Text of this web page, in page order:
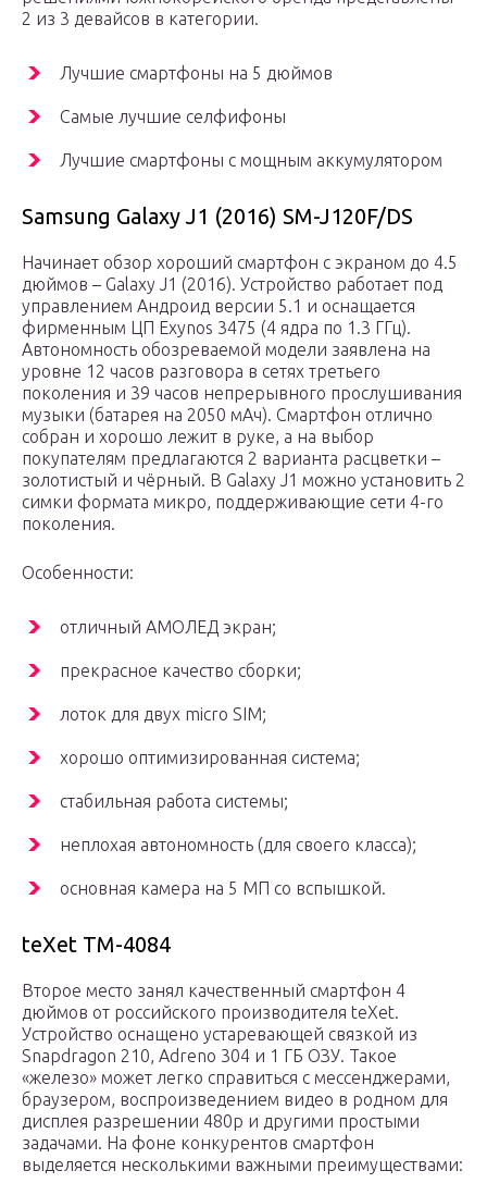
2 из 3 девайсов в категории.
Лучшие смартфоны на 5 дюймов
Самые лучшие селфифоны
Лучшие смартфоны с мощным аккумулятором
Samsung Galaxy J1 (2016) SM-J120F/DS
Начинает обзор хороший смартфон с экраном до 4.5
дюймов – Galaxy J1 (2016). Устройство работает под
управлением Андроид версии 5.1 и оснащается
фирменным ЦП Exynos 3475 (4 ядра по 1.3 ГГц).
Автономность обозреваемой модели заявлена на
уровне 12 часов разговора в сетях третьего
поколения и 39 часов непрерывного прослушивания
музыки (батарея на 2050 мАч). Смартфон отлично
собран и хорошо лежит в руке, а на выбор
покупателям предлагаются 2 варианта расцветки –
золотистый и чёрный. В Galaxy J1 можно установить 2
симки формата микро, поддерживающие сети 4-го
поколения.
Особенности:
отличный АМОЛЕД экран;
прекрасное качество сборки;
лоток для двух micro SIM;
хорошо оптимизированная система;
стабильная работа системы;
неплохая автономность (для своего класса);
основная камера на 5 МП со вспышкой.
teXet TM-4084
Второе место занял качественный смартфон 4
дюймов от российского производителя teXet.
Устройство оснащено устаревающей связкой из
Snapdragon 210, Adreno 304 и 1 ГБ ОЗУ. Такое
«железо» может легко справиться с мессенджерами,
браузером, воспроизведением видео в родном для
дисплея разрешении 480p и другими простыми
задачами. На фоне конкурентов смартфон
выделяется несколькими важными преимуществами: